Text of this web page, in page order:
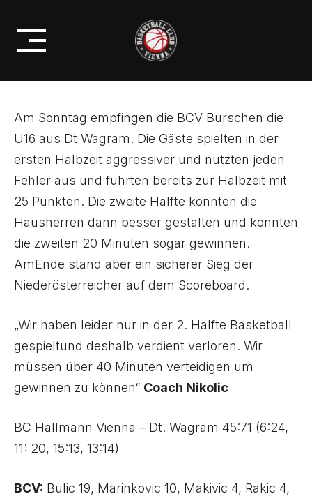
content
U16ÖMS: NIEDERLAGE GEGEN
ALLIGATORS
Am Sonntag empfingen die BCV Burschen die
U16 aus Dt Wagram. Die Gäste spielten in der
ersten Halbzeit aggressiver und nutzten jeden
Fehler aus und führten bereits zur Halbzeit mit
25 Punkten. Die zweite Hälfte konnten die
Hausherren dann besser gestalten und konnten
die zweiten 20 Minuten sogar gewinnen.
AmEnde stand aber ein sicherer Sieg der
Niederösterreicher auf dem Scoreboard.
„Wir haben leider nur in der 2. Hälfte Basketball
gespieltund deshalb verdient verloren. Wir
müssen über 40 Minuten verteidigen um
gewinnen zu können“ Coach Nikolic
BC Hallmann Vienna – Dt. Wagram 45:71 (6:24,
11: 20, 15:13, 13:14)
BCV: Bulic 19, Marinkovic 10, Makivic 4, Rakic 4,